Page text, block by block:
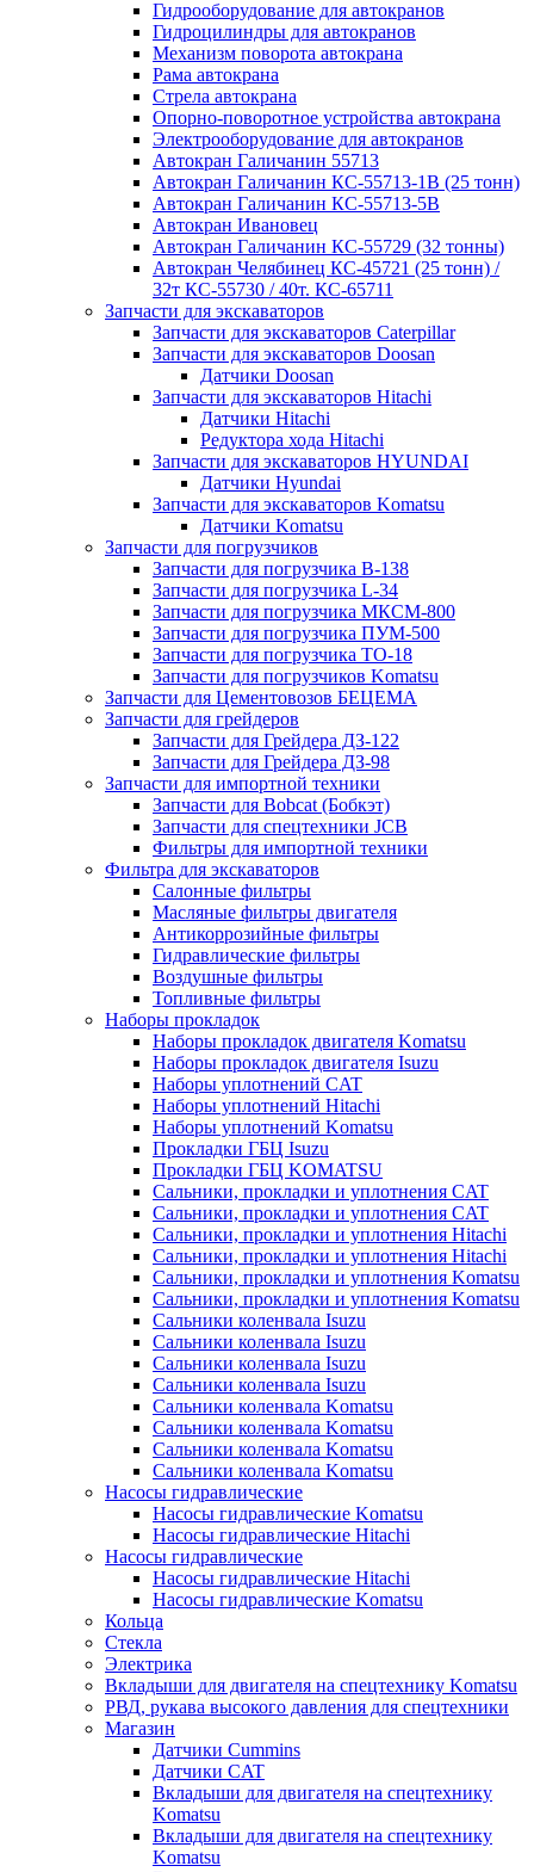
Гидрооборудование для автокранов
Гидроцилиндры для автокранов
Механизм поворота автокрана
Рама автокрана
Стрела автокрана
Опорно-поворотное устройства автокрана
Электрооборудование для автокранов
Автокран Галичанин 55713
Автокран Галичанин КС-55713-1В (25 тонн)
Автокран Галичанин КС-55713-5В
Автокран Ивановец
Автокран Галичанин КС-55729 (32 тонны)
Автокран Челябинец КС-45721 (25 тонн) /
32т КС-55730 / 40т. КС-65711
Запчасти для экскаваторов
Запчасти для экскаваторов Caterpillar
Запчасти для экскаваторов Doosan
Датчики Doosan
Запчасти для экскаваторов Hitachi
Датчики Hitachi
Редуктора хода Hitachi
Запчасти для экскаваторов HYUNDAI
Датчики Hyundai
Запчасти для экскаваторов Komatsu
Датчики Komatsu
Запчасти для погрузчиков
Запчасти для погрузчика B-138
Запчасти для погрузчика L-34
Запчасти для погрузчика МКСМ-800
Запчасти для погрузчика ПУМ-500
Запчасти для погрузчика ТО-18
Запчасти для погрузчиков Komatsu
Запчасти для Цементовозов БЕЦЕМА
Запчасти для грейдеров
Запчасти для Грейдера ДЗ-122
Запчасти для Грейдера ДЗ-98
Запчасти для импортной техники
Запчасти для Bobcat (Бобкэт)
Запчасти для спецтехники JCB
Фильтры для импортной техники
Фильтра для экскаваторов
Салонные фильтры
Масляные фильтры двигателя
Антикоррозийные фильтры
Гидравлические фильтры
Воздушные фильтры
Топливные фильтры
Наборы прокладок
Наборы прокладок двигателя Komatsu
Наборы прокладок двигателя Isuzu
Наборы уплотнений CAT
Наборы уплотнений Hitachi
Наборы уплотнений Komatsu
Прокладки ГБЦ Isuzu
Прокладки ГБЦ KOMATSU
Сальники, прокладки и уплотнения CAT
Сальники, прокладки и уплотнения CAT
Сальники, прокладки и уплотнения Hitachi
Сальники, прокладки и уплотнения Hitachi
Сальники, прокладки и уплотнения Komatsu
Сальники, прокладки и уплотнения Komatsu
Сальники коленвала Isuzu
Сальники коленвала Isuzu
Сальники коленвала Isuzu
Сальники коленвала Isuzu
Сальники коленвала Komatsu
Сальники коленвала Komatsu
Сальники коленвала Komatsu
Сальники коленвала Komatsu
Насосы гидравлические
Насосы гидравлические Komatsu
Насосы гидравлические Hitachi
Насосы гидравлические
Насосы гидравлические Hitachi
Насосы гидравлические Komatsu
Кольца
Стекла
Электрика
Вкладыши для двигателя на спецтехнику Komatsu
РВД, рукава высокого давления для спецтехники
Магазин
Датчики Cummins
Датчики CAT
Вкладыши для двигателя на спецтехнику
Komatsu
Вкладыши для двигателя на спецтехнику
Komatsu